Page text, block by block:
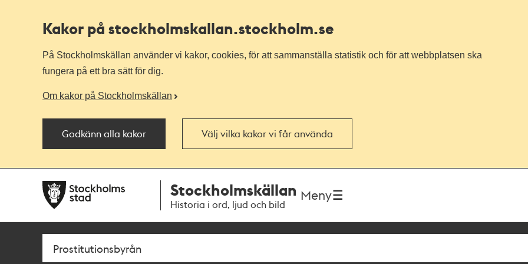
Kakor på stockholmskallan.stockholm.se
På Stockholmskällan använder vi kakor, cookies, för att sammanställa statistik och för att webbplatsen ska
fungera på ett bra sätt för dig.
Om kakor på Stockholmskällan
Godkänn alla kakor Välj vilka kakor vi får använda
navigationen
huvudinnehållet
Stockholmskällan
Historia i ord, ljud och bild
Meny
Sök